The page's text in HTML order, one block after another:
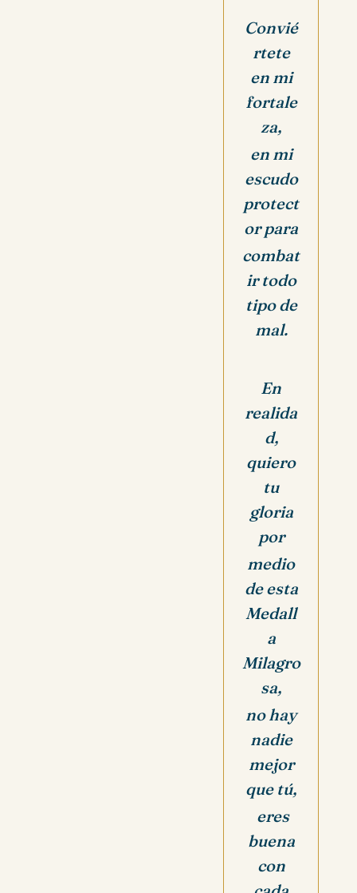
Convié
rtete
en mi
fortale
za,
en mi
escudo
protect
or para
combat
ir todo
tipo de
mal.
En
realida
d,
quiero
tu
gloria
por
medio
de esta
Medall
a
Milagro
sa,
no hay
nadie
mejor
que tú,
eres
buena
con